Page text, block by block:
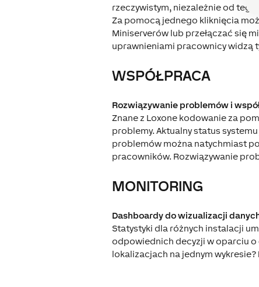
rzeczywistym, niezależnie od
Za pomocą jednego kliknięcia
Miniserverów lub przełączać się
uprawnieniami pracownicy widzą
WSPÓŁPRACA
Rozwiązywanie problemów i
Znane z Loxone kodowanie za
problemy. Aktualny status
problemów można natychmiast
pracowników. Rozwiązywanie
MONITORING
Dashboardy do wizualizacji
Statystyki dla różnych instalacji
odpowiednich decyzji w oparciu o
lokalizacjach na jednym